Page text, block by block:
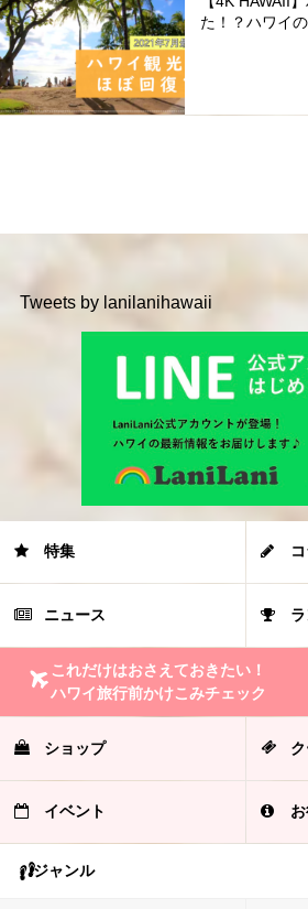
た！？ハワイ
Tweets by lanilanihawaii
特集
ニュース
これだけはおさえておきたい！
ハワイ旅行前かけこみチェック
ショップ
イベント
ジャンル